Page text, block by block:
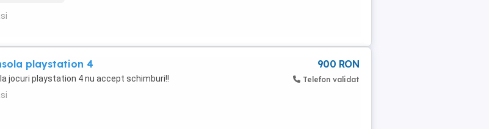
playstation 4
jocuri playstation 4 nu accept schimburi!!
900 RON
Telefon validat